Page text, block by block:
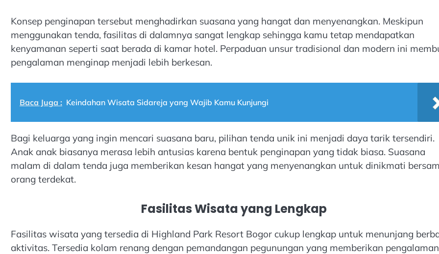
Konsep penginapan tersebut menghadirkan suasana yang hangat dan menyenangkan. Meskipun
menggunakan tenda, fasilitas di dalamnya sangat lengkap sehingga kamu tetap mendapatkan
kenyamanan seperti saat berada di kamar hotel. Perpaduan unsur tradisional dan modern ini
pengalaman menginap menjadi lebih berkesan.
Baca Juga : Keindahan Wisata Sidareja yang Wajib Kamu Kunjungi
Bagi keluarga yang ingin mencari suasana baru, pilihan tenda unik ini menjadi daya tarik tersendiri.
Anak anak biasanya merasa lebih antusias karena bentuk penginapan yang tidak biasa. Suasana
malam di dalam tenda juga memberikan kesan hangat yang menyenangkan untuk dinikmati
orang terdekat.
Fasilitas Wisata yang Lengkap
Fasilitas wisata yang tersedia di Highland Park Resort Bogor cukup lengkap untuk menunjang
aktivitas. Tersedia kolam renang dengan pemandangan pegunungan yang memberikan pengalaman